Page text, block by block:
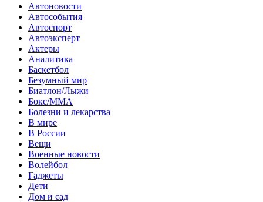
Автоновости
Автособытия
Автоспорт
Автоэксперт
Актеры
Аналитика
Баскетбол
Безумный мир
Биатлон/Лыжи
Бокс/MMA
Болезни и лекарства
В мире
В России
Вещи
Военные новости
Волейбол
Гаджеты
Дети
Дом и сад